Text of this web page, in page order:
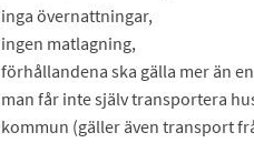
inga övernattningar,
ingen matlagning,
förhållandena ska gälla mer än
man får inte själv transportera
kommun (gäller även transport